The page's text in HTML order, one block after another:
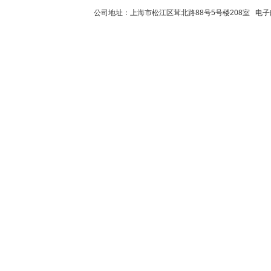
公司地址：上海市松江区茸北路88号5号楼208室 电